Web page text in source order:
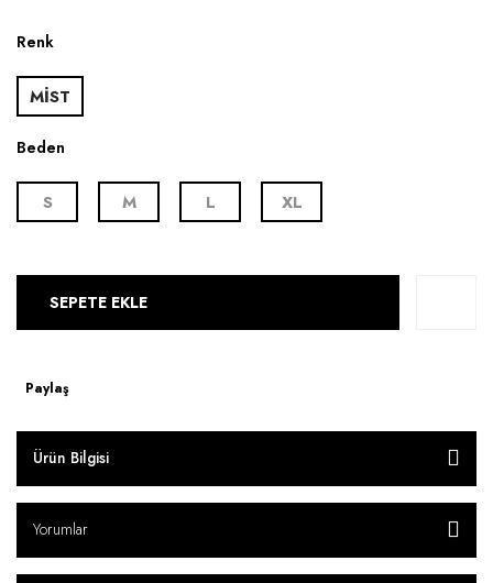
Renk
MİST
Beden
S M L XL
SEPETE EKLE
Paylaş
Ürün Bilgisi
Yorumlar